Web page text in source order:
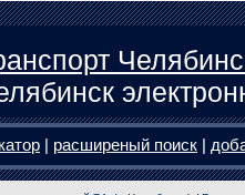
| расширеный поиск |